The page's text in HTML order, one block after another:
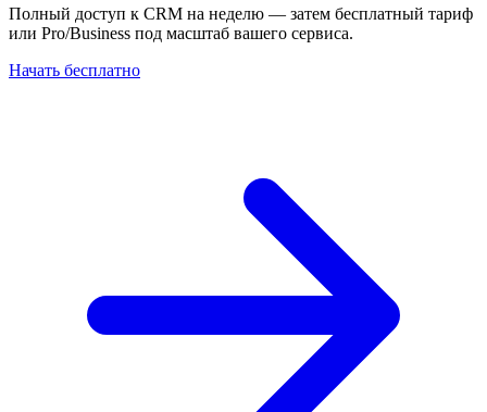
Полный доступ к CRM на неделю — затем бесплатный тариф
или Pro/Business под масштаб вашего сервиса.
Начать бесплатно